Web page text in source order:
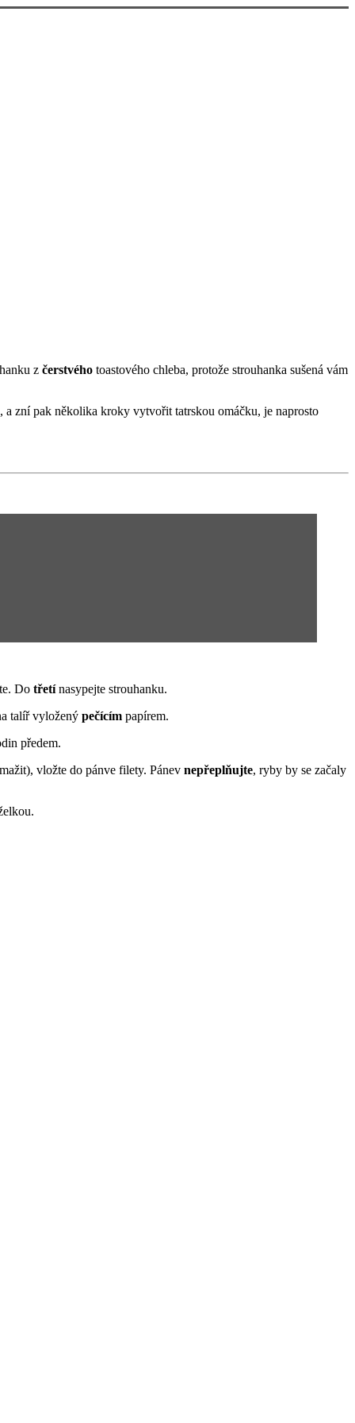
z čerstvého toastového chleba, protože strouhanka sušená vám
zní pak několika kroky vytvořit tatrskou omáčku, je naprosto
Do třetínasypejte strouhanku.
talíř vyložený pečícím papírem.
předem.
vložte do pánve filety. Pánev nepřeplňujte, ryby by se začaly